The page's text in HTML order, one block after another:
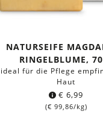
NATURSEIFE
RINGELBLUME,
ideal für die Pflege
Haut
€ 6,99
(€ 99,86/kg)